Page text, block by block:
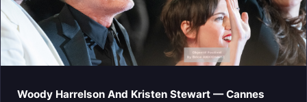
Woody Harrelson And Kristen Stewart — Cannes